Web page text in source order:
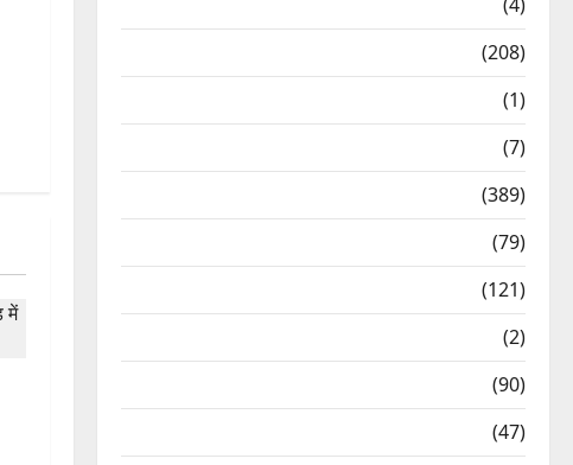
(208)
(1)
(7)
(389)
(79)
(121)
(2)
(90)
(47)